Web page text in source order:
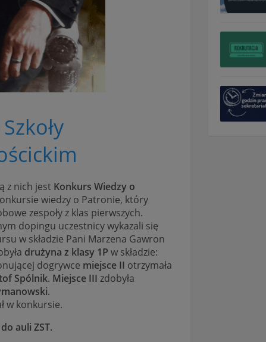
z nich jest Konkurs Wiedzy o
wiedzy o Patronie, który
zespoły z klas pierwszych.
dopingu uczestnicy wykazali się
w składzie Pani Marzena Gawron
drużyna z klasy 1P w składzie:
dogrywce miejsce II otrzymała
Spólnik. Miejsce III zdobyła
.
w konkursie.
auli ZST.